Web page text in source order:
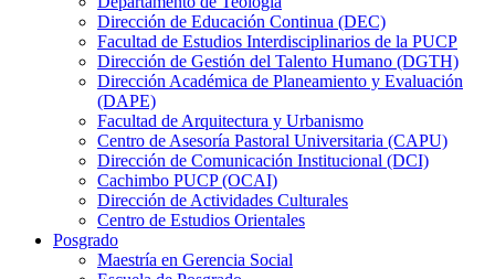
Dirección de Educación Continua (DEC)
Facultad de Estudios Interdisciplinarios de la PUCP
Dirección de Gestión del Talento Humano (DGTH)
Dirección Académica de Planeamiento y Evaluación
(DAPE)
Facultad de Arquitectura y Urbanismo
Centro de Asesoría Pastoral Universitaria (CAPU)
Dirección de Comunicación Institucional (DCI)
Cachimbo PUCP (OCAI)
Dirección de Actividades Culturales
Centro de Estudios Orientales
Posgrado
Maestría en Gerencia Social